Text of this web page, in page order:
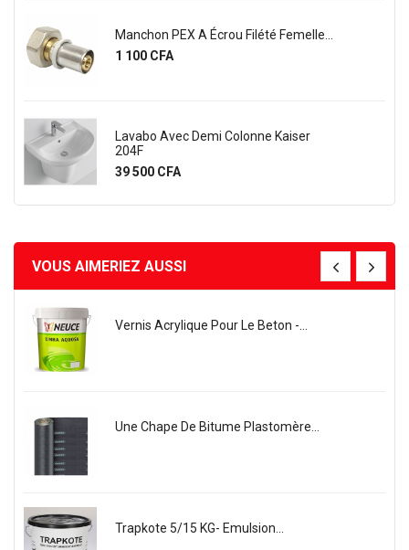
Manchon PEX A Écrou Filété Femelle...
Prix
1 100 CFA
Lavabo Avec Demi Colonne Kaiser
204F
Prix
39 500 CFA
VOUS AIMERIEZ AUSSI
Vernis Acrylique Pour Le Beton -...
Une Chape De Bitume Plastomère...
Trapkote 5/15 KG- Emulsion...